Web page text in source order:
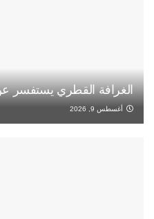
الغرافة القطري يستفسر
أغسطس 9, 2026